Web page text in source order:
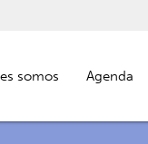
somos Agenda